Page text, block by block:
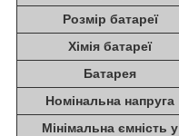
Розмір батареї
Хімія батареї
Батарея
Номінальна напруга
Мінімальна ємність у